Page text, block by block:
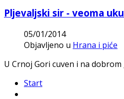
Pljevaljski sir - veoma
05/01/2014
Objavljeno u Hrana i piće
U Crnoj Gori cuven i na
Start